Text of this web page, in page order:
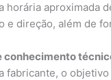
horária aproximada
e direção, além de
conhecimento
fabricante, o